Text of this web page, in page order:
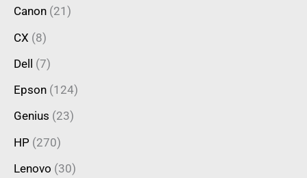
Canon (21)
CX (8)
Dell (7)
Epson (124)
Genius (23)
HP (270)
Lenovo (30)